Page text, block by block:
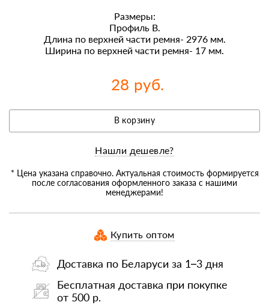
Размеры:
Профиль В.
Длина по верхней части ремня- 2976 мм.
Ширина по верхней части ремня- 17 мм.
28 руб.
В корзину
Нашли дешевле?
* Цена указана справочно. Актуальная стоимость формируется
после согласования оформленного заказа с нашими
менеджерами!
Купить оптом
Доставка по Беларуси за 1–3 дня
Бесплатная доставка при покупке
от 500 р.